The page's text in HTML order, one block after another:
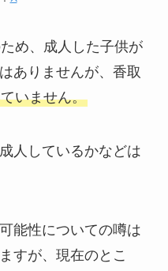
め、成人した子供が
ありませんが、香取
いません。
人しているかなどは
能性についての噂は
すが、現在のとこ